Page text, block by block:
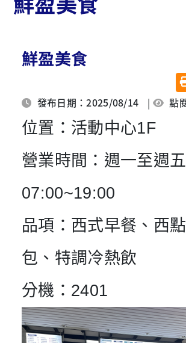
鮮盈美食
發布日期：2025/08/14 | 點
位置： 活動中心1F
營業時間： 週一至週五
07:00~19:00
品項： 西式早餐、西
包、特調冷熱飲
分機： 2401